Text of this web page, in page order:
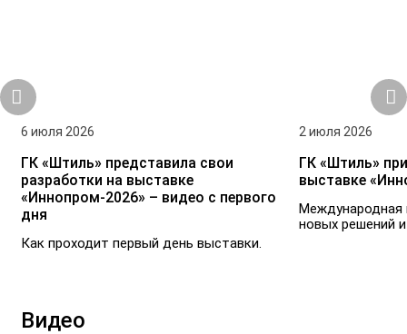
6 июля 2026
ГК «Штиль» представила свои
разработки на выставке
«Иннопром-2026» – видео с первого
дня
Как проходит первый день выставки.
2 июля 2026
ГК «Штиль»
выставке
Международная
новых решений
Видео